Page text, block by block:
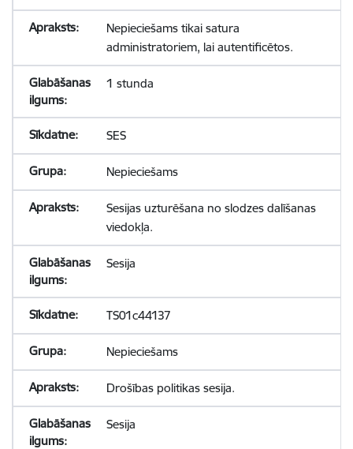
Nepieciešams tikai satura
administratoriem, lai autentificētos.
1 stunda
SES
Nepieciešams
Sesijas uzturēšana no slodzes dalīšanas
viedokļa.
Sesija
TS01c44137
Nepieciešams
Drošības politikas sesija.
Sesija